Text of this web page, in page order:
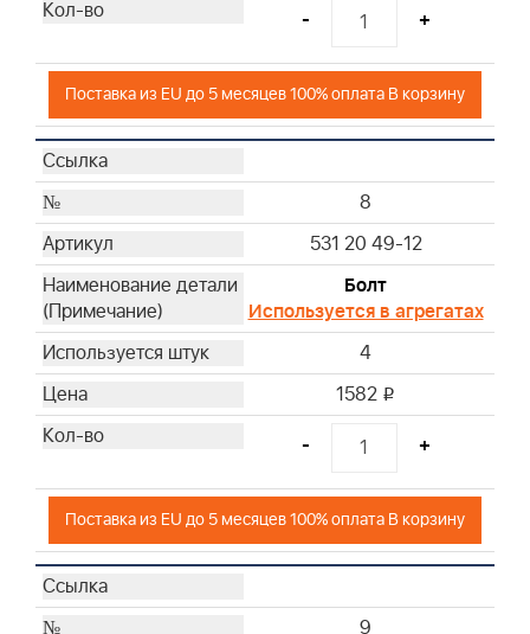
- +
Поставка из EU до 5 месяцев 100% оплата В корзину
8
531 20 49-12
Болт
Используется в агрегатах
4
1582 i
- +
Поставка из EU до 5 месяцев 100% оплата В корзину
9